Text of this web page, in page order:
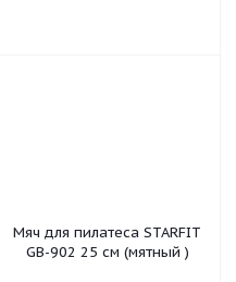
Мяч для пилатеса STARFIT
GB-902 25 см (мятный )